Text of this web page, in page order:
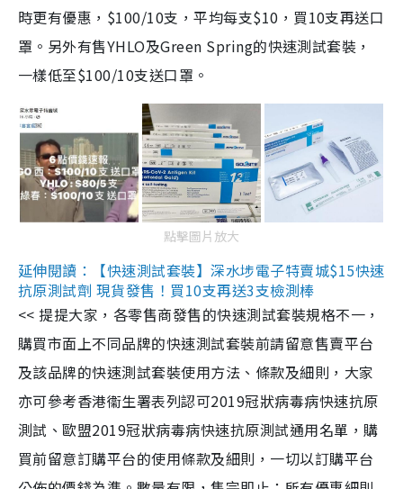
時更有優惠，$100/10支，平均每支$10，買10支再送口
罩。另外有售YHLO及Green Spring的快速測試套裝，
一樣低至$100/10支送口罩。
點擊圖片放大
延伸閱讀：【快速測試套裝】深水埗電子特賣城$15快速
抗原測試劑 現貨發售！買10支再送3支檢測棒
<< 提提大家，各零售商發售的快速測試套裝規格不一，
購買市面上不同品牌的快速測試套裝前請留意售賣平台
及該品牌的快速測試套裝使用方法、條款及細則，大家
亦可參考香港衞生署表列認可2019冠狀病毒病快速抗原
測試、歐盟2019冠狀病毒病快速抗原測試通用名單，購
買前留意訂購平台的使用條款及細則，一切以訂購平台